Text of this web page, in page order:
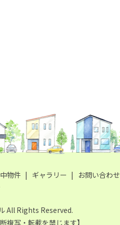
物件 ギャラリー お問い合わせ
All Rights Reserved.
複写・転載を禁じます】